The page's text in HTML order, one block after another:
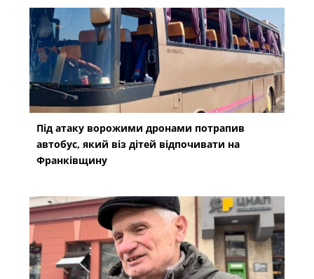
Під атаку ворожими дронами потрапив
автобус, який віз дітей відпочивати на
Франківщину